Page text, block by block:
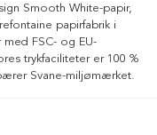
Smooth White-papir,
papirfabrik i
FSC- og EU-
trykfaciliteter er 100 %
Svane-miljømærket.